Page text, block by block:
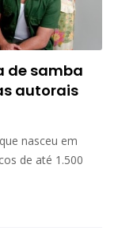
de samba
autorais
nasceu em
de até 1.500